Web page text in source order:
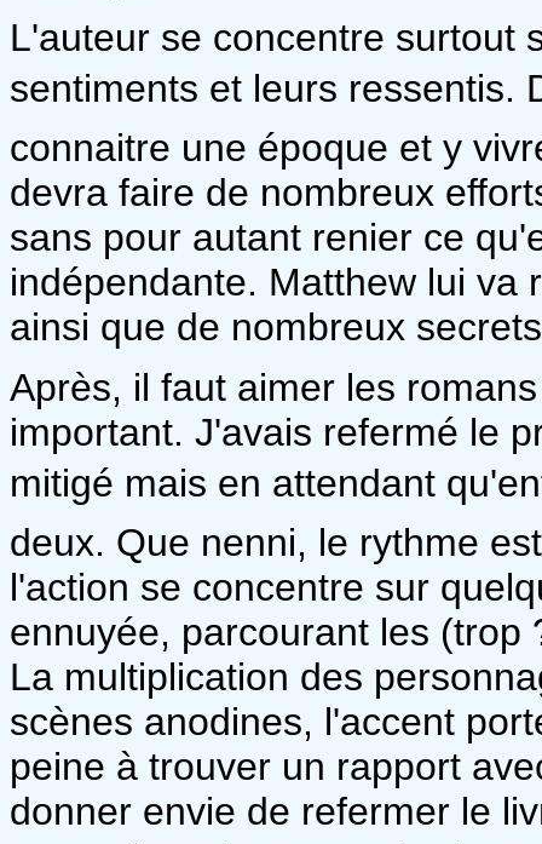
L'auteur se concentre surtout
sentiments et leurs ressentis.
connaitre une époque et y
devra faire de nombreux
sans pour autant renier ce
indépendante. Matthew lui va
ainsi que de nombreux
Après, il faut aimer les
important. J'avais refermé le
mitigé mais en attendant
deux. Que nenni, le rythme
l'action se concentre sur
ennuyée, parcourant les (trop
La multiplication des
scènes anodines, l'accent
peine à trouver un rapport
donner envie de refermer le